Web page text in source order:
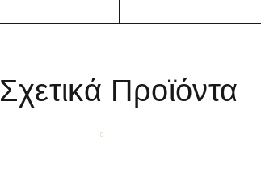
Σχετικά Προϊόντα